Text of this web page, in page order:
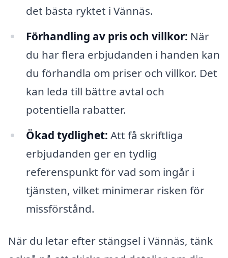
det bästa ryktet i Vännäs.
Förhandling av pris och villkor: När
du har flera erbjudanden i handen kan
du förhandla om priser och villkor. Det
kan leda till bättre avtal och
potentiella rabatter.
Ökad tydlighet: Att få skriftliga
erbjudanden ger en tydlig
referenspunkt för vad som ingår i
tjänsten, vilket minimerar risken för
missförstånd.
När du letar efter stängsel i Vännäs, tänk